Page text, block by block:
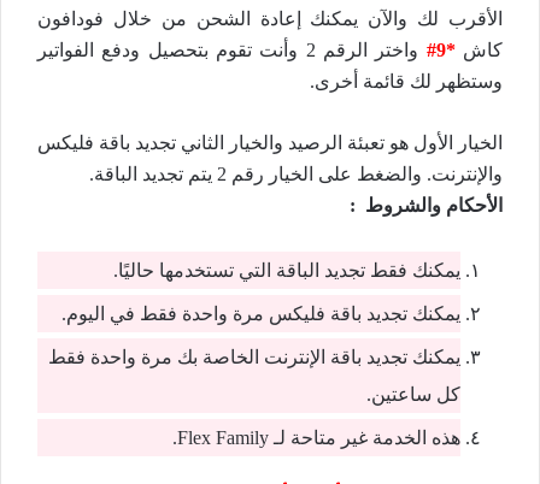
الأقرب لك والآن يمكنك إعادة الشحن من خلال فودافون
كاش*9#
واختر الرقم 2 وأنت تقوم بتحصيل ودفع الفواتير
وستظهر لك قائمة أخرى.
الخيار الأول هو تعبئة الرصيد والخيار الثاني تجديد باقة فليكس
والإنترنت. والضغط على الخيار رقم 2 يتم تجديد الباقة.
الأحكام والشروط :
يمكنك فقط تجديد الباقة التي تستخدمها حاليًا.
يمكنك تجديد باقة فليكس مرة واحدة فقط في اليوم.
يمكنك تجديد باقة الإنترنت الخاصة بك مرة واحدة فقط
كل ساعتين.
هذه الخدمة غير متاحة لـ Flex Family.